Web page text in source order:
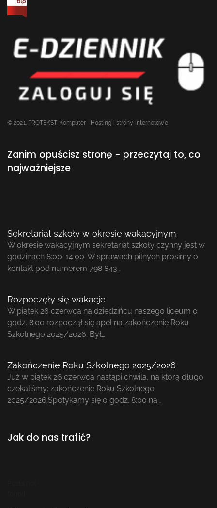
© 2021. PROTEKST Komputer Hosting i strony internetowe
Zanim opuścisz stronę - przeczytaj to, co
najważniejsze
Sekretariat szkoły w okresie wakacyjnym
W okresie wakacyjnym sekretariat szkoły czynny jest w
godzinach 8:00-14:00. W sprawach pilnych prosimy o
kontakt pod numerem 798 843…
Rozpoczęły się wakacje
W piątek 26 czerwca na dziedzińcu naszego liceum o
godz. 8:00 rozpoczął się apel na zakończenie Roku
Szkolnego 2025/2026. Był…
Zakończenie Roku Szkolnego 2025/2026
Już w piątek 26 czerwca nastąpi chwila, na którą długo
czekaliśmy: zakończenie Roku Szkolnego
2025/2026.Spotykamy się o godz. 8:00 na…
Jak do nas trafić?